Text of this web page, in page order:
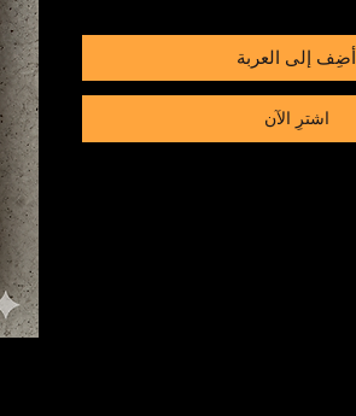
أضِف إلى العربة
اشترِ الآن